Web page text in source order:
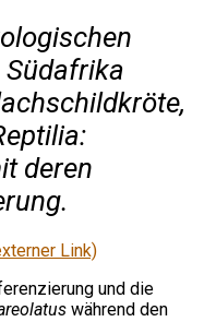
Südafrika
deren
Link)
und die
während den